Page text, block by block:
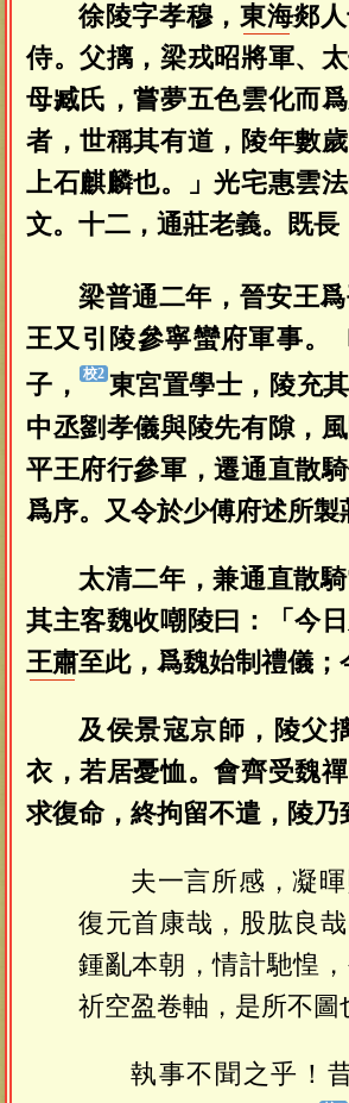
徐陵字孝穆， 東海郯
侍。父摛，梁戎昭將軍、
母臧氏，嘗夢五色雲化而
者，世稱其有道，陵年數
上石麒麟也。」光宅惠雲
文。十二，通莊老義。既長
梁普通二年，晉安王
王又引陵參寧蠻府軍事。
子，
東宮置學士，陵充
中丞劉孝儀與陵先有隙，
平王府行參軍，遷通直散
爲序。又令於少傅府述所製
太清二年，兼通直散
其主客魏收嘲陵曰：「今
王肅至此，爲魏始制禮儀；
及侯景寇京師，陵父
衣，若居憂恤。會齊受魏
求復命，終拘留不遣，陵乃
夫一言所感，凝
復元首康哉，股肱良
鍾亂本朝，情計馳惶
祈空盈卷軸，是所不圖
執事不聞之乎！